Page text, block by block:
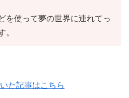
を使って夢の世界に連れてっ
。
た記事はこちら